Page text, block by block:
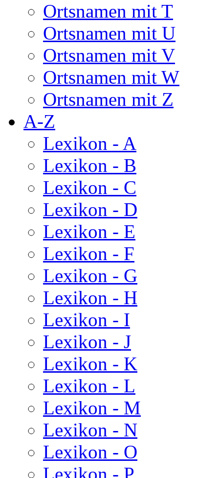
Ortsnamen mit T
Ortsnamen mit U
Ortsnamen mit V
Ortsnamen mit W
Ortsnamen mit Z
A-Z
Lexikon - A
Lexikon - B
Lexikon - C
Lexikon - D
Lexikon - E
Lexikon - F
Lexikon - G
Lexikon - H
Lexikon - I
Lexikon - J
Lexikon - K
Lexikon - L
Lexikon - M
Lexikon - N
Lexikon - O